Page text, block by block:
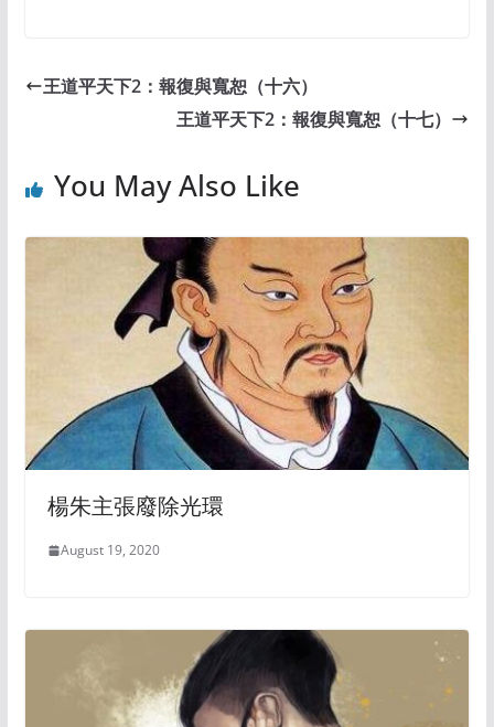
王道平天下2：報復與寬恕（十六）
王道平天下2：報復與寬恕（十七）
You May Also Like
楊朱主張廢除光環
August 19, 2020